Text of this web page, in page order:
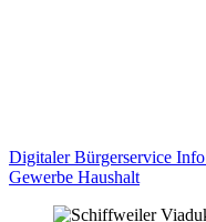
Digitaler Bürgerservice Info
Gewerbe Haushalt